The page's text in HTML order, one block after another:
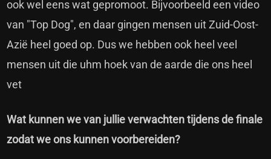
ook wel eens wat gepromoot. Bijvoorbeeld een video
van "Top Dog", en daar gingen mensen uit Zuid-Oost-
Azië heel goed op. Dus we hebben ook heel veel
mensen uit die uhm hoek van de aarde die ons heel
vet
Wat kunnen we van jullie verwachten tijdens de finale
zodat we ons kunnen voorbereiden?